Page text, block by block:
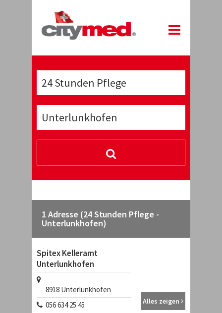
1 Adresse (24 Stunden Pflege -
Unterlunkhofen)
Spitex Kelleramt
Unterlunkhofen
8918 Unterlunkhofen
056 634 25 45
Alles zeigen